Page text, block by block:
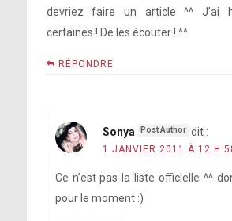
devriez faire un article ^^ J’ai
certaines ! De les écouter ! ^^
RÉPONDRE
Sonya dit :
1 JANVIER 2011 À 12 H
Ce n’est pas la liste officielle ^^
pour le moment :)